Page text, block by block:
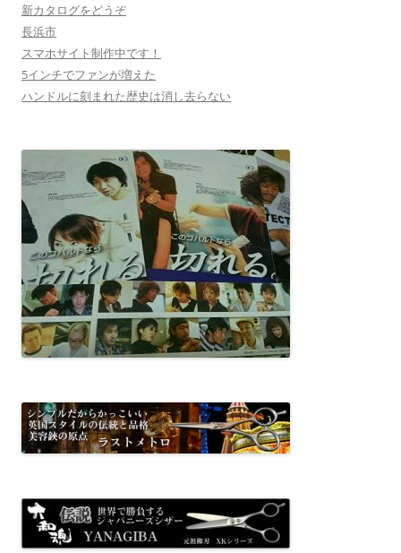
新カタログをどうぞ
長浜市
スマホサイト制作中です！
5インチでファンが増えた
ハンドルに刻まれた歴史は消し去らない